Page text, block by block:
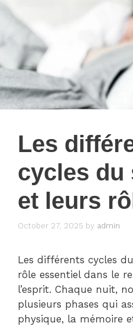
Les
cycles du
et leurs
October 27, 2025 by admin
Les différents cycles
rôle essentiel dans le
l’esprit. Chaque nuit,
plusieurs phases qui
physique, la mémoire